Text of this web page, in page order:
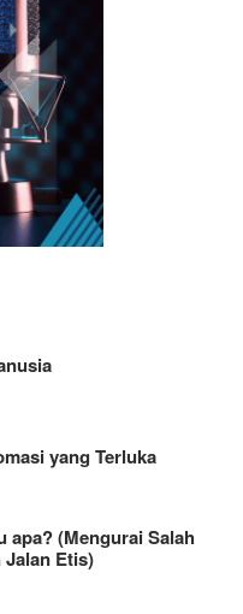
yang Terluka
apa? (Mengurai Salah
Jalan Etis)